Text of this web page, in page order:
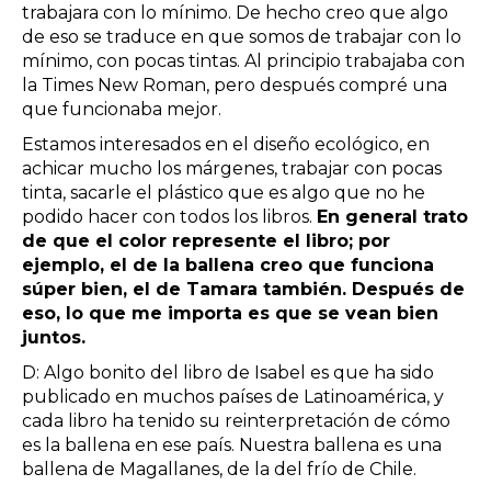
trabajara con lo mínimo. De hecho creo que algo
de eso se traduce en que somos de trabajar con lo
mínimo, con pocas tintas. Al principio trabajaba con
la Times New Roman, pero después compré una
que funcionaba mejor.
Estamos interesados en el diseño ecológico, en
achicar mucho los márgenes, trabajar con pocas
tinta, sacarle el plástico que es algo que no he
podido hacer con todos los libros. En general trato
de que el color represente el libro; por
ejemplo, el de la ballena creo que funciona
súper bien, el de Tamara también. Después de
eso, lo que me importa es que se vean bien
juntos.
D: Algo bonito del libro de Isabel es que ha sido
publicado en muchos países de Latinoamérica, y
cada libro ha tenido su reinterpretación de cómo
es la ballena en ese país. Nuestra ballena es una
ballena de Magallanes, de la del frío de Chile.